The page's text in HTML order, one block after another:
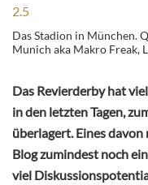
Das Stadion in München.
Munich aka Makro Freak,
Das Revierderby hat
in den letzten Tagen,
überlagert. Eines
Blog zumindest noch
viel